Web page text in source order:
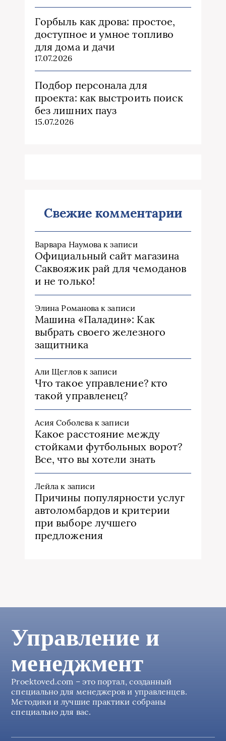
Горбыль как дрова: простое,
доступное и умное топливо
для дома и дачи
17.07.2026
Подбор персонала для
проекта: как выстроить поиск
без лишних пауз
15.07.2026
Свежие комментарии
Варвара Наумова к записи
Официальный сайт магазина
Саквояжик рай для чемоданов
и не только!
Элина Романова к записи
Машина «Паладин»: Как
выбрать своего железного
защитника
Али Щегловк записи
Что такое управление? кто
такой управленец?
Асия Соболева к записи
Какое расстояние между
стойками футбольных ворот?
Все, что вы хотели знать
Лейла к записи
Причины популярности услуг
автоломбардов и критерии
при выборе лучшего
предложения
Управление и
менеджмент
Proektoved.com – это портал, созданный
специально для менеджеров и управленцев.
Методики и лучшие практики собраны
специально для вас.